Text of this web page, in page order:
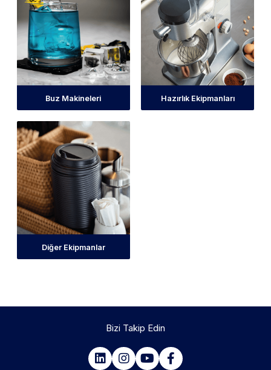
Buz Makineleri Hazırlık Ekipmanları
Diğer Ekipmanlar
Bizi Takip Edin